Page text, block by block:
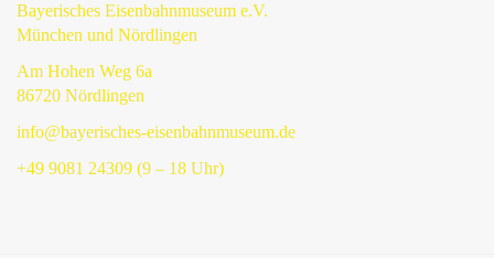
Bayerisches Eisenbahnmuseum e.V.
München und Nördlingen
Am Hohen Weg 6a
86720 Nördlingen
info@bayerisches-eisenbahnmuseum.de
+49 9081 24309 (9 – 18 Uhr)